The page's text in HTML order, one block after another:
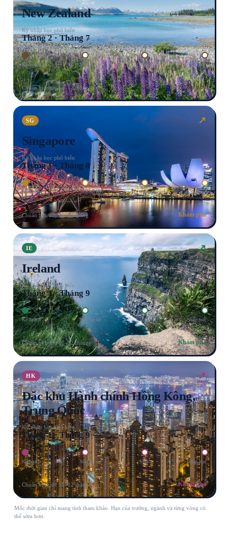
New Zealand
Kỳ nhập học phổ biến
Tháng 2 · Tháng 7
Kế hoạch Nộp hồ sơ Visa Nhập học
Chuẩn bị trước 10–12 tháng Khám phá
SG ↗
Singapore
Kỳ nhập học phổ biến
Tháng 1 · Tháng 8
Kế hoạch Nộp hồ sơ Visa Nhập học
Chuẩn bị trước 10–12 tháng Khám phá
IE ↗
Ireland
Kỳ nhập học phổ biến
Tháng 1 · Tháng 9
Kế hoạch Nộp hồ sơ Visa Nhập học
Chuẩn bị trước 10–12 tháng Khám phá
HK ↗
Đặc khu Hành chính Hồng Kông,
Trung Quốc
Kỳ nhập học phổ biến
Tháng 1 · Tháng 9
Kế hoạch Nộp hồ sơ Visa Nhập học
Chuẩn bị trước 10–12 tháng Khám phá
Mốc thời gian chỉ mang tính tham khảo. Hạn của trường, ngành và từng vòng có
thể sớm hơn.